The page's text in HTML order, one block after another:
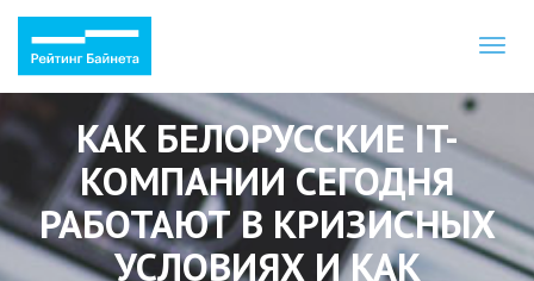
КАК БЕЛОРУССКИЕ IT-
КОМПАНИИ СЕГОДНЯ
РАБОТАЮТ В КРИЗИСНЫХ
УСЛОВИЯХ И КАК